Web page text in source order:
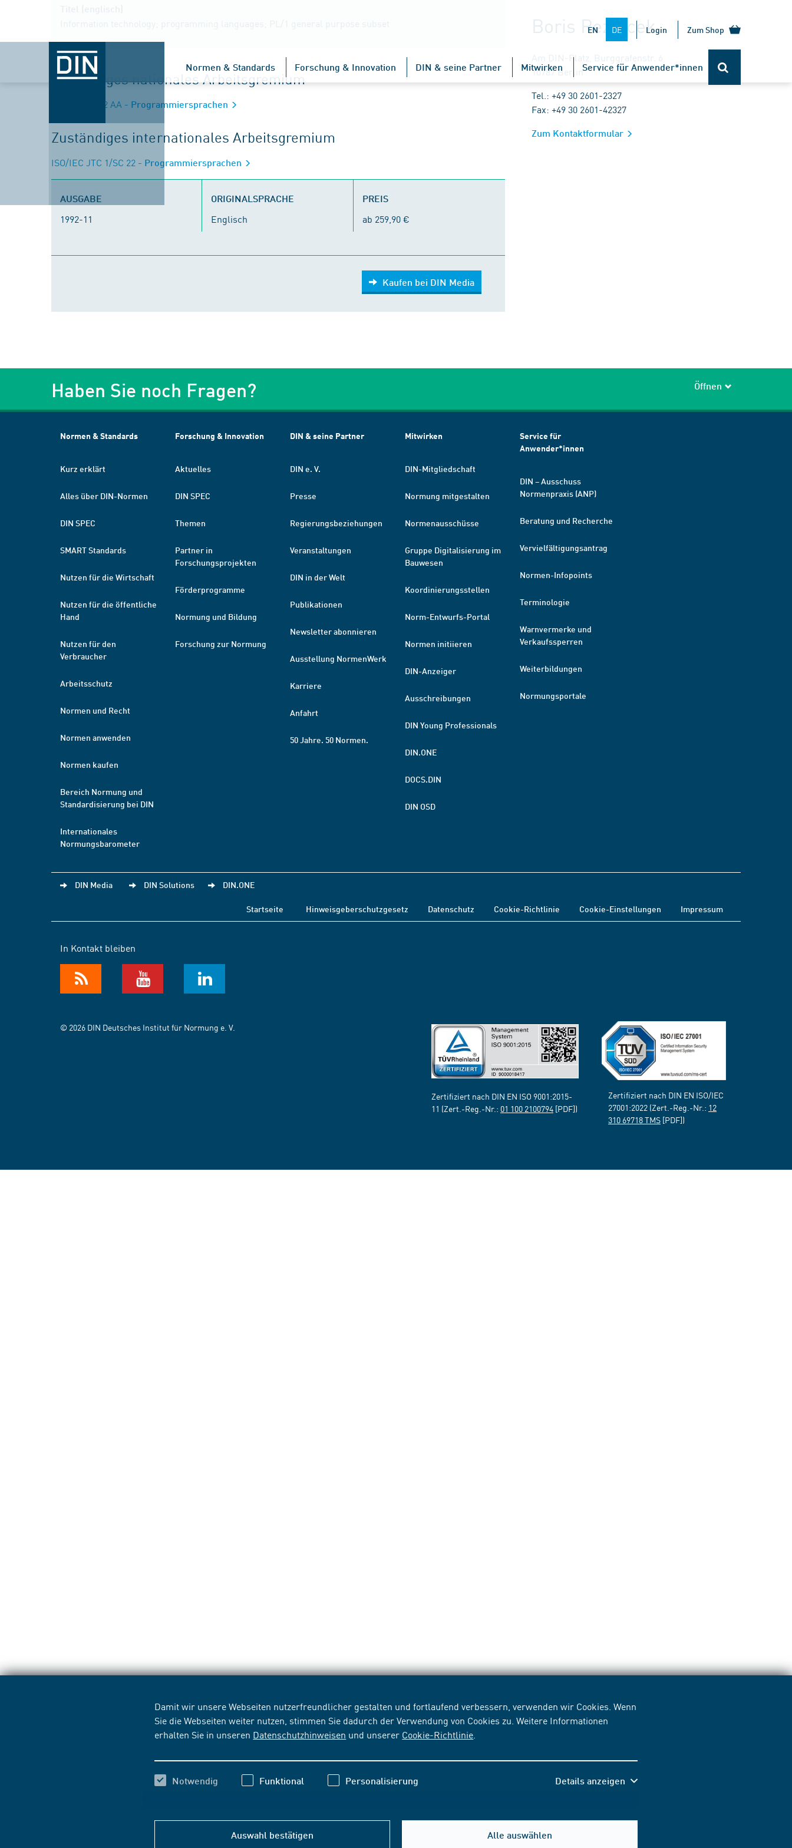
Damit wir unsere Webseiten nutzerfreundlicher gestalten und fortlaufend verbessern, verwenden wir Cookies. Wenn
Sie die Webseiten weiter nutzen, stimmen Sie dadurch der Verwendung von Cookies zu. Weitere Informationen
erhalten Sie in unseren Datenschutzhinweisen und unserer Cookie-Richtlinie
Notwendig Funktional Personalisierung Details anzeigen
Auswahl bestätigen Alle auswählen
EN DE Login Zum Shop
Normen & Standards Forschung & Innovation DIN & seine Partner Mitwirken Service für Anwender*innen
Zuständiges nationales Arbeitsgremium
NA 043-01-22 AA - Programmiersprachen
Zuständiges internationales Arbeitsgremium
ISO/IEC JTC 1/SC 22 - Programmiersprachen
AUSGABE
1992-11
ORIGINALSPRACHE
Englisch
PREIS
ab 259,90 €
Kaufen bei DIN Media
Boris Reznicek
Am DIN-Platz, Burggrafenstr. 6
10787 Berlin
Tel.: +49 30 2601-2327
Fax: +49 30 2601-42327
Zum Kontaktformular
Haben Sie noch Fragen? Öffnen
Normen & Standards
Kurz erklärt
Alles über DIN-Normen
DIN SPEC
SMART Standards
Nutzen für die Wirtschaft
Nutzen für die öffentliche
Hand
Nutzen für den
Verbraucher
Arbeitsschutz
Normen und Recht
Normen anwenden
Normen kaufen
Bereich Normung und
Standardisierung bei DIN
Internationales
Normungsbarometer
Forschung & Innovation
Aktuelles
DIN SPEC
Themen
Partner in
Forschungsprojekten
Förderprogramme
Normung und Bildung
Forschung zur Normung
DIN & seine Partner
DIN e. V.
Presse
Regierungsbeziehungen
Veranstaltungen
DIN in der Welt
Publikationen
Newsletter abonnieren
Ausstellung NormenWerk
Karriere
Anfahrt
50 Jahre. 50 Normen.
Mitwirken
DIN-Mitgliedschaft
Normung mitgestalten
Normenausschüsse
Gruppe Digitalisierung im
Bauwesen
Koordinierungsstellen
Norm-Entwurfs-Portal
Normen initiieren
DIN-Anzeiger
Ausschreibungen
DIN Young Professionals
DIN.ONE
DOCS.DIN
DIN OSD
Service für
Anwender*innen
DIN – Ausschuss
Normenpraxis (ANP)
Beratung und Recherche
Vervielfältigungsantrag
Normen-Infopoints
Terminologie
Warnvermerke und
Verkaufssperren
Weiterbildungen
Normungsportale
DIN Media DIN Solutions DIN.ONE
Startseite Hinweisgeberschutzgesetz Datenschutz Cookie-Richtlinie Cookie-Einstellungen Impressum
In Kontakt bleiben
© 2026 DIN Deutsches Institut für Normung e. V.
Zertifiziert nach DIN EN ISO 9001:2015-
11 (Zert.-Reg.-Nr.: 01 100 2100794 [PDF])
Zertifiziert nach DIN EN ISO/IEC
27001:2022 (Zert.-Reg.-Nr.: 12
310 69718 TMS [PDF])